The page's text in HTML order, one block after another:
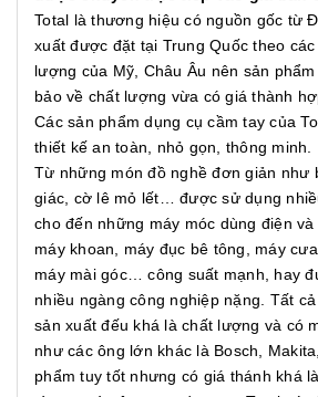
Total là thương hiệu có nguồn gốc từ
xuất được đặt tại Trung Quốc theo
lượng của Mỹ, Châu Âu nên sản
bảo về chất lượng vừa có giá thành
Các sản phẩm dụng cụ cầm tay của
thiết kế an toàn, nhỏ gọn, thông minh.
Từ những món đồ nghề đơn giản như
giác, cờ lê mỏ lết… được sử dụng
cho đến những máy móc dùng điện
máy khoan, máy đục bê tông, máy
máy mài góc… công suất mạnh, hay
nhiều ngàng công nghiệp nặng. Tất
sản xuất đếu khá là chất lượng và có
như các ông lớn khác là Bosch,
phẩm tuy tốt nhưng có giá thánh khá